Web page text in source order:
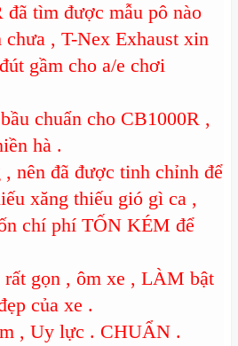
tìm được mẫu pô nào
, T-Nex Exhaust xin
gầm cho a/e chơi
chuẩn cho CB1000R ,
hà .
nên đã được tinh chỉnh để
xăng thiếu gió gì ca ,
chí phí TỐN KÉM để
rất gọn , ôm xe , LÀM bật
của xe .
, Uy lực . CHUẨN .